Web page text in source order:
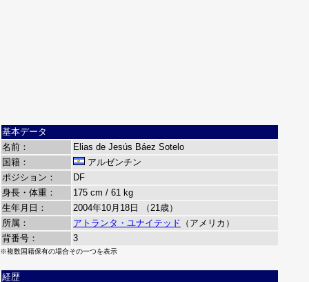
基本データ
名前：
Elias de Jesús Báez Sotelo
国籍：
アルゼンチン
ポジション：
DF
身長・体重：
175 cm / 61 kg
生年月日：
2004年10月18日 （21歳）
所属：
アトランタ・ユナイテッド （アメリカ）
背番号：
3
※複数国籍保有の場合その一つを表示
経歴